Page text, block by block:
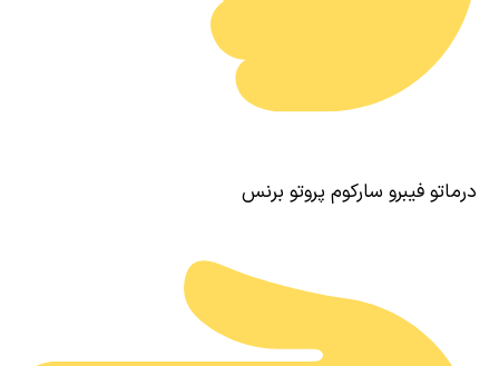
درماتو فیبرو سارکوم پروتو برنس